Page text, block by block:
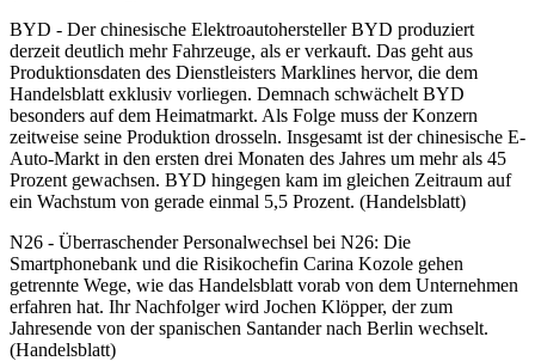
BYD - Der chinesische Elektroautohersteller BYD produziert
derzeit deutlich mehr Fahrzeuge, als er verkauft. Das geht aus
Produktionsdaten des Dienstleisters Marklines hervor, die dem
Handelsblatt exklusiv vorliegen. Demnach schwächelt BYD
besonders auf dem Heimatmarkt. Als Folge muss der Konzern
zeitweise seine Produktion drosseln. Insgesamt ist der chinesische E-
Auto-Markt in den ersten drei Monaten des Jahres um mehr als 45
Prozent gewachsen. BYD hingegen kam im gleichen Zeitraum auf
ein Wachstum von gerade einmal 5,5 Prozent. (Handelsblatt)
N26 - Überraschender Personalwechsel bei N26: Die
Smartphonebank und die Risikochefin Carina Kozole gehen
getrennte Wege, wie das Handelsblatt vorab von dem Unternehmen
erfahren hat. Ihr Nachfolger wird Jochen Klöpper, der zum
Jahresende von der spanischen Santander nach Berlin wechselt.
(Handelsblatt)